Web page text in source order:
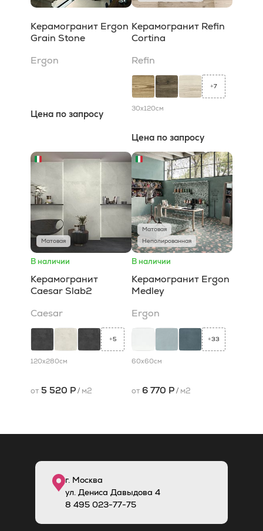
Керамогранит Ergon
Grain Stone
Ergon
Цена по запросу
Керамогранит Refin
Cortina
Refin
+7
30x120см
Цена по запросу
Матовая
В наличии
Керамогранит
Caesar Slab2
Caesar
+5
120x280см
от 5 520 Р/ м2
Матовая
Неполированная
В наличии
Керамогранит Ergon
Medley
Ergon
+33
60x60см
от 6 770 Р/ м2
г. Москва
ул. Дениса Давыдова 4
8 495 023-77-75